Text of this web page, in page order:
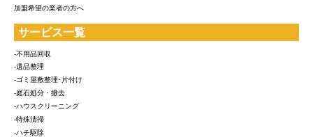
加盟希望の業者の方へ
サービス一覧
-不用品回収
-遺品整理
-ゴミ屋敷整理･片付け
-庭石処分・撤去
-ハウスクリーニング
-特殊清掃
-ハチ駆除